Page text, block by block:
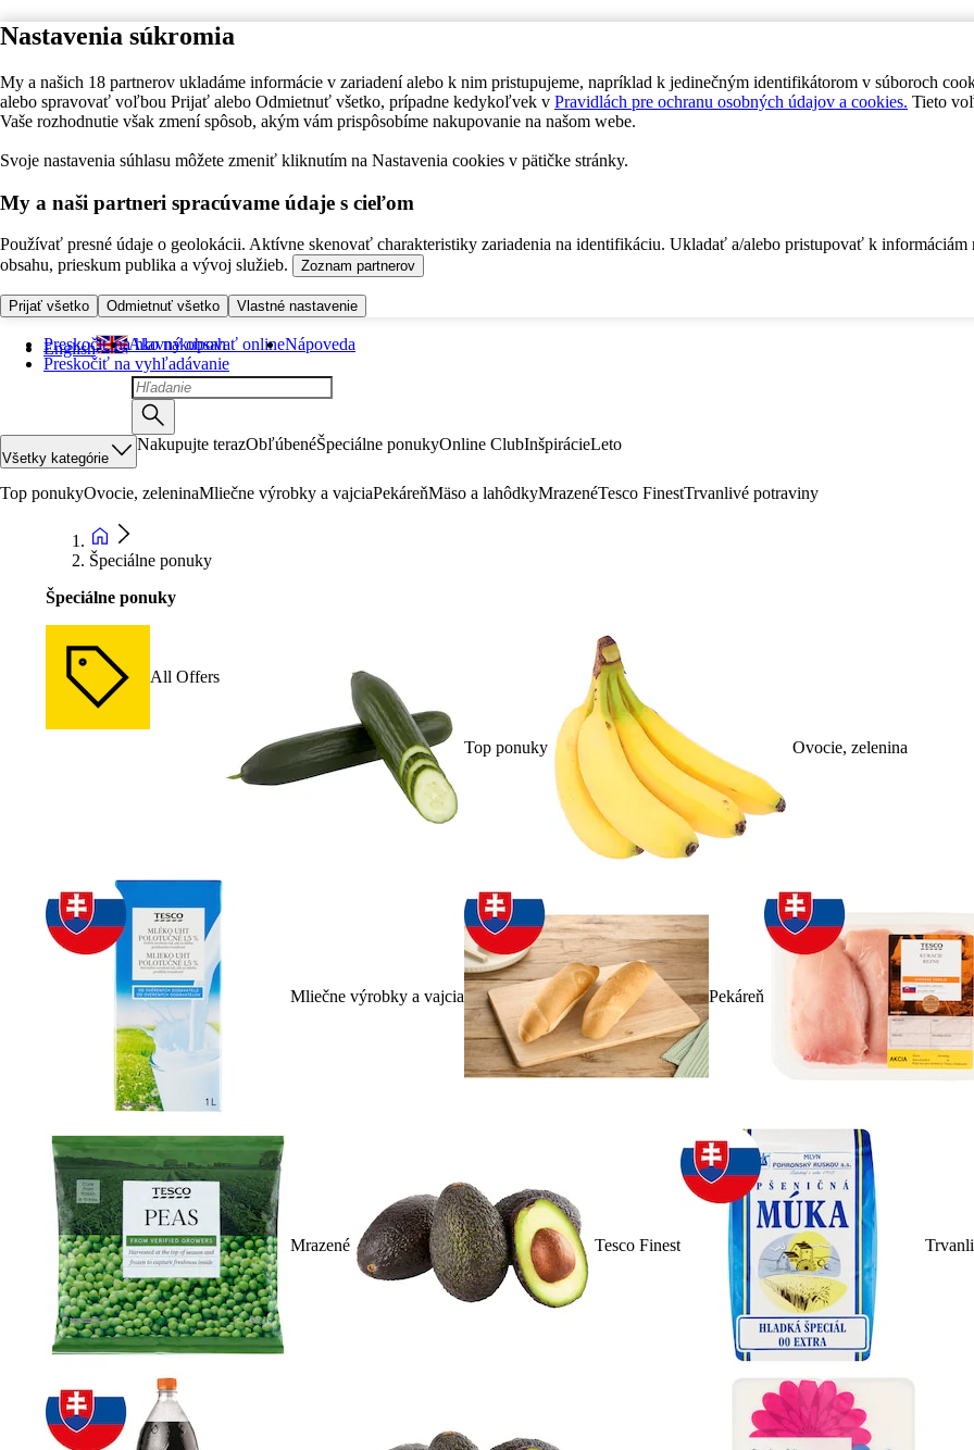
Nastavenia súkromia
My a našich 18 partnerov ukladáme informácie v zariadení alebo k nim pristupujeme, napríklad k jedinečným identifikátorom v súboroch
alebo spravovať voľbou Prijať alebo Odmietnuť všetko, prípadne kedykoľvek v Pravidlách pre ochranu osobných údajov a cookies. Tieto
Vaše rozhodnutie však zmení spôsob, akým vám prispôsobíme nakupovanie na našom webe.
Svoje nastavenia súhlasu môžete zmeniť kliknutím na Nastavenia cookies v pätičke stránky.
My a naši partneri spracúvame údaje s cieľom
Používať presné údaje o geolokácii. Aktívne skenovať charakteristiky zariadenia na identifikáciu. Ukladať a/alebo pristupovať k informáciám
obsahu, prieskum publika a vývoj služieb.
Zoznam partnerov
Prijať všetko Odmietnuť všetko Vlastné nastavenie
Preskočiť na hlavný obsah
Preskočiť na vyhľadávanie
English Ako nakupovať onlineNápoveda
Všetky kategórie
Nakupujte terazObľúbenéŠpeciálne ponukyOnline ClubInšpirácieLeto
Top ponukyOvocie, zeleninaMliečne výrobky a vajciaPekáreňMäso a lahôdkyMrazenéTesco FinestTrvanlivé potraviny
Špeciálne ponuky
Špeciálne ponuky
All Offers
Top ponuky Ovocie, zelenina
Mliečne výrobky a vajcia Pekáreň
Mrazené Tesco Finest